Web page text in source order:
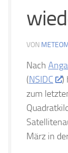
VON
Nach
(NSIDC )
zum
März in